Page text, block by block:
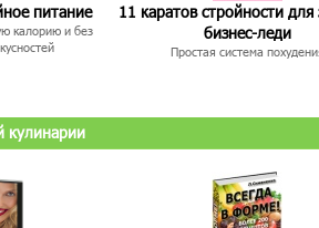
питание
калорию и без
11 каратов стройности для
бизнес-леди
Простая система
кулинарии